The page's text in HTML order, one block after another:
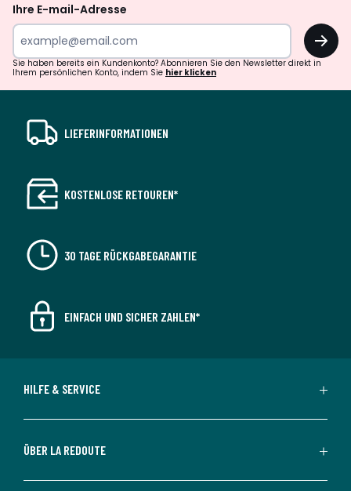
Ihre E-mail-Adresse
OK
Sie haben bereits ein Kundenkonto? Abonnieren Sie den Newsletter direkt in
Ihrem persönlichen Konto, indem Sie hier klicken
LIEFERINFORMATIONEN
KOSTENLOSE RETOUREN*
30 TAGE RÜCKGABEGARANTIE
EINFACH UND SICHER ZAHLEN*
HILFE & SERVICE
ÜBER LA REDOUTE